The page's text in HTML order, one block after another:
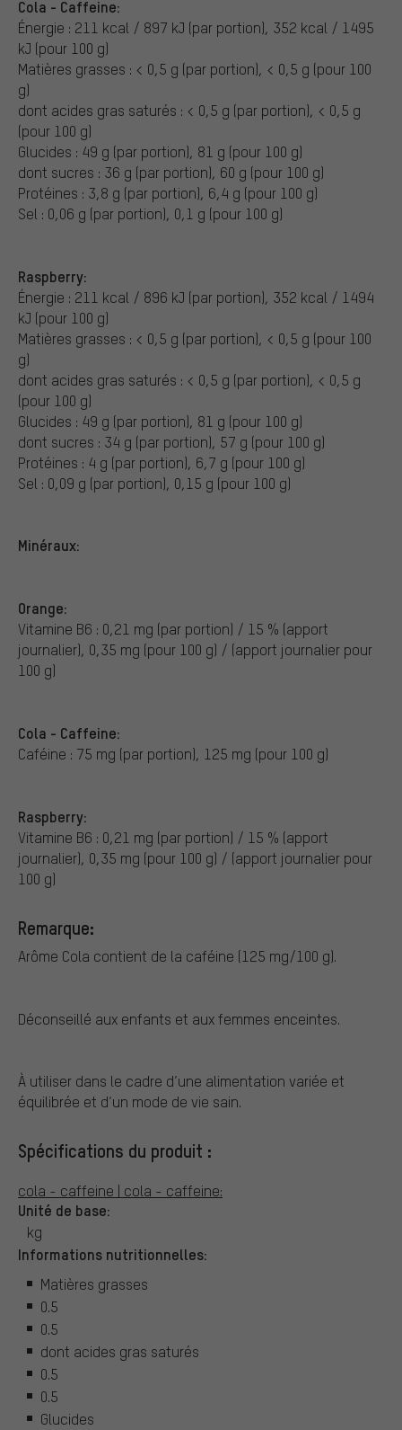
Cola - Caffeine:
Énergie : 211 kcal / 897 kJ (par portion), 352 kcal / 1495
kJ (pour 100 g)
Matières grasses : < 0,5 g (par portion), < 0,5 g (pour 100
g)
dont acides gras saturés : < 0,5 g (par portion), < 0,5 g
(pour 100 g)
Glucides : 49 g (par portion), 81 g (pour 100 g)
dont sucres : 36 g (par portion), 60 g (pour 100 g)
Protéines : 3,8 g (par portion), 6,4 g (pour 100 g)
Sel : 0,06 g (par portion), 0,1 g (pour 100 g)
Raspberry:
Énergie : 211 kcal / 896 kJ (par portion), 352 kcal / 1494
kJ (pour 100 g)
Matières grasses : < 0,5 g (par portion), < 0,5 g (pour 100
g)
dont acides gras saturés : < 0,5 g (par portion), < 0,5 g
(pour 100 g)
Glucides : 49 g (par portion), 81 g (pour 100 g)
dont sucres : 34 g (par portion), 57 g (pour 100 g)
Protéines : 4 g (par portion), 6,7 g (pour 100 g)
Sel : 0,09 g (par portion), 0,15 g (pour 100 g)
Minéraux:
Orange:
Vitamine B6 : 0,21 mg (par portion) / 15 % (apport
journalier), 0,35 mg (pour 100 g) / (apport journalier pour
100 g)
Cola - Caffeine:
Caféine : 75 mg (par portion), 125 mg (pour 100 g)
Raspberry:
Vitamine B6 : 0,21 mg (par portion) / 15 % (apport
journalier), 0,35 mg (pour 100 g) / (apport journalier pour
100 g)
Remarque:
Arôme Cola contient de la caféine (125 mg/100 g).
Déconseillé aux enfants et aux femmes enceintes.
À utiliser dans le cadre d’une alimentation variée et
équilibrée et d’un mode de vie sain.
Spécifications du produit :
cola - caffeine | cola - caffeine:
Unité de base:
kg
Informations nutritionnelles:
Matières grasses
0.5
0.5
dont acides gras saturés
0.5
0.5
Glucides